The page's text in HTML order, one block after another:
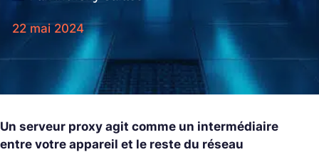
22 mai 2024
Un serveur proxy agit comme un intermédiaire
entre votre appareil et le reste du réseau